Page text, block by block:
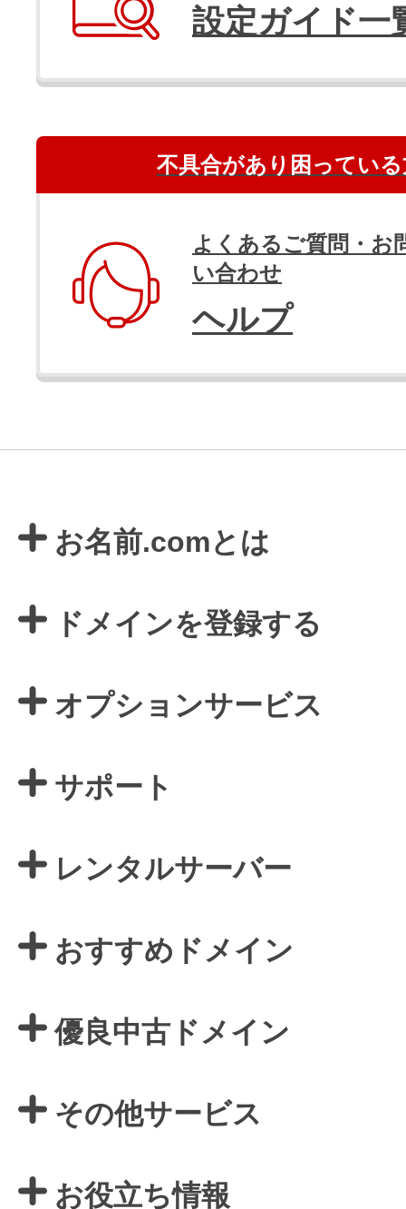
設定ガイド一
不具合があり困っている
よくあるご質問・お
い合わせ
ヘルプ
お名前.comとは
ドメインを登録する
オプションサービス
サポート
レンタルサーバー
おすすめドメイン
優良中古ドメイン
その他サービス
お役立ち情報